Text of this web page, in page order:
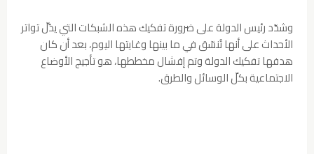
وشدّد رئيس الدولة على ضرورة تفكيك هذه الشبكات التي يدُلّ تواتر
الأحداث على أنها تُنسّق في ما بينها وغايتها اليوم، بعد أن كان
هدفها تفكيك الدولة وتم إفشال مخططها، هو تأجيج الأوضاع
الاجتماعية بكلّ الوسائل والطرق.